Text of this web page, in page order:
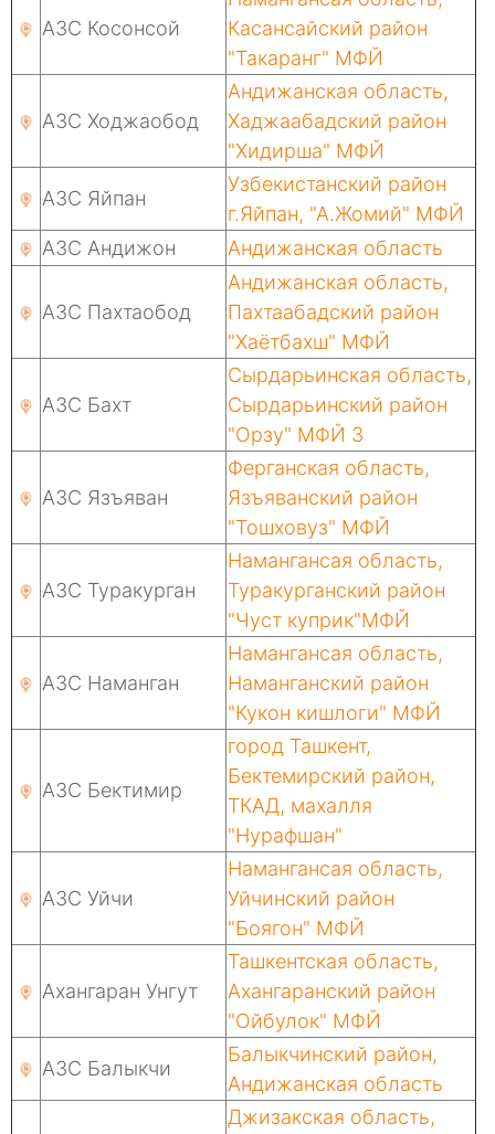
АЗС Косонсой
Касансайский район
"Такаранг" МФЙ
АЗС Ходжаобод
Андижанская область,
Хаджаабадский район
"Хидирша" МФЙ
АЗС Яйпан
Узбекистанский район
г.Яйпан, "А.Жомий" МФЙ
АЗС Андижон
Андижанская область
АЗС Пахтаобод
Андижанская область,
Пахтаабадский район
"Хаётбахш" МФЙ
АЗС Бахт
Сырдарьинская область,
Сырдарьинский район
"Орзу" МФЙ 3
АЗС Язъяван
Ферганская область,
Язъяванский район
"Тошховуз" МФЙ
АЗС Туракурган
Намангансая область,
Туракурганский район
"Чуст куприк"МФЙ
АЗС Наманган
Намангансая область,
Наманганский район
"Кукон кишлоги" МФЙ
АЗС Бектимир
город Ташкент,
Бектемирский район,
ТКАД, махалля
"Нурафшан"
АЗС Уйчи
Намангансая область,
Уйчинский район
"Боягон" МФЙ
Ахангаран Унгут
Ташкентская область,
Ахангаранский район
"Ойбулок" МФЙ
АЗС Балыкчи
Балыкчинский район,
Андижанская область
Джизакская область,